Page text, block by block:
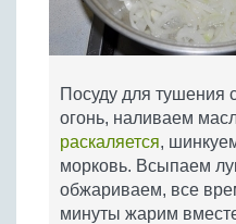
Посуду для тушения
огонь, наливаем
раскаляется,
морковь. Всыпаем
обжариваем, все
минуты жарим